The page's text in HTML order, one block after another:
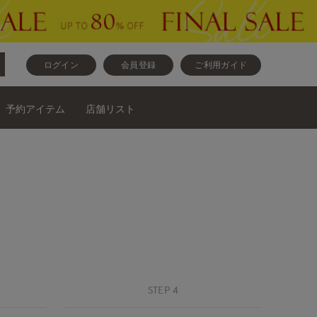
ログイン 会員登録 ご利用ガイド
予約アイテム 店舗リスト
STEP 4